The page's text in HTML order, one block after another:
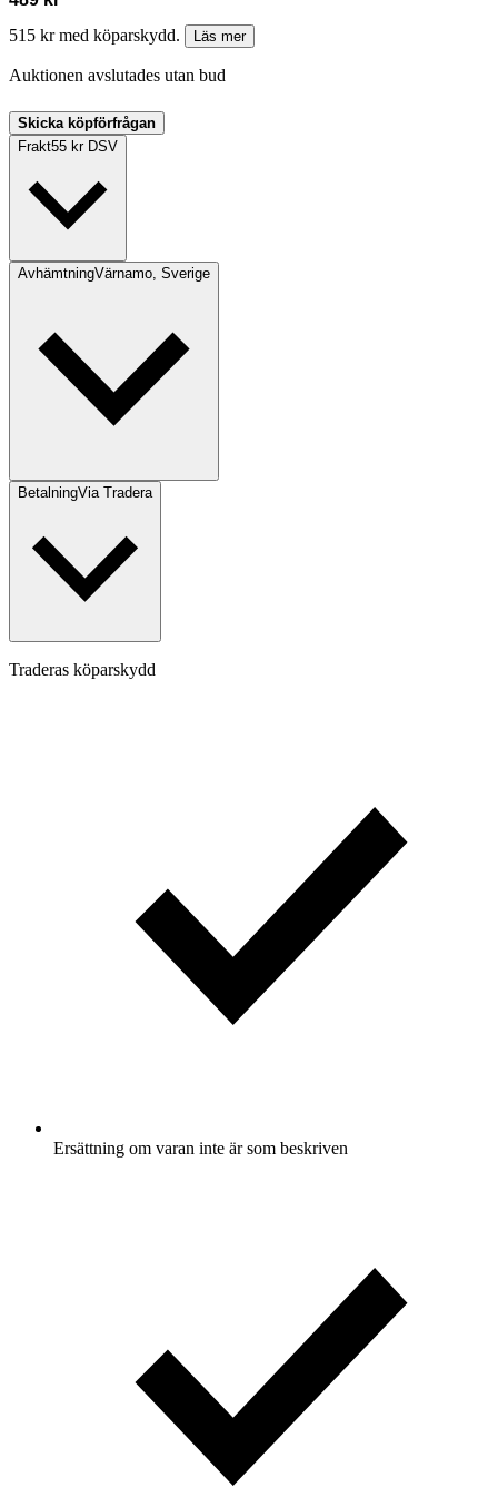
515 kr med köparskydd.
Läs mer
Auktionen avslutades utan bud
Skicka köpförfrågan
Frakt55 kr DSV
AvhämtningVärnamo, Sverige
BetalningVia Tradera
Traderas köparskydd
Ersättning om varan inte är som beskriven